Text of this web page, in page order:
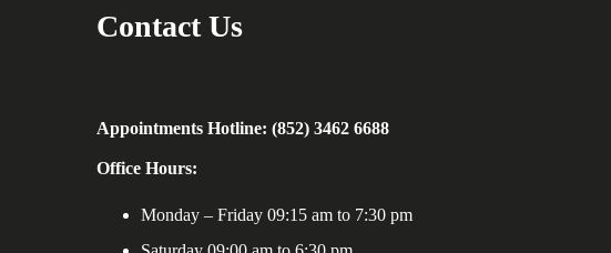
Contact Us
Appointments Hotline: (852) 3462 6688
Office Hours:
Monday – Friday 09:15 am to 7:30 pm